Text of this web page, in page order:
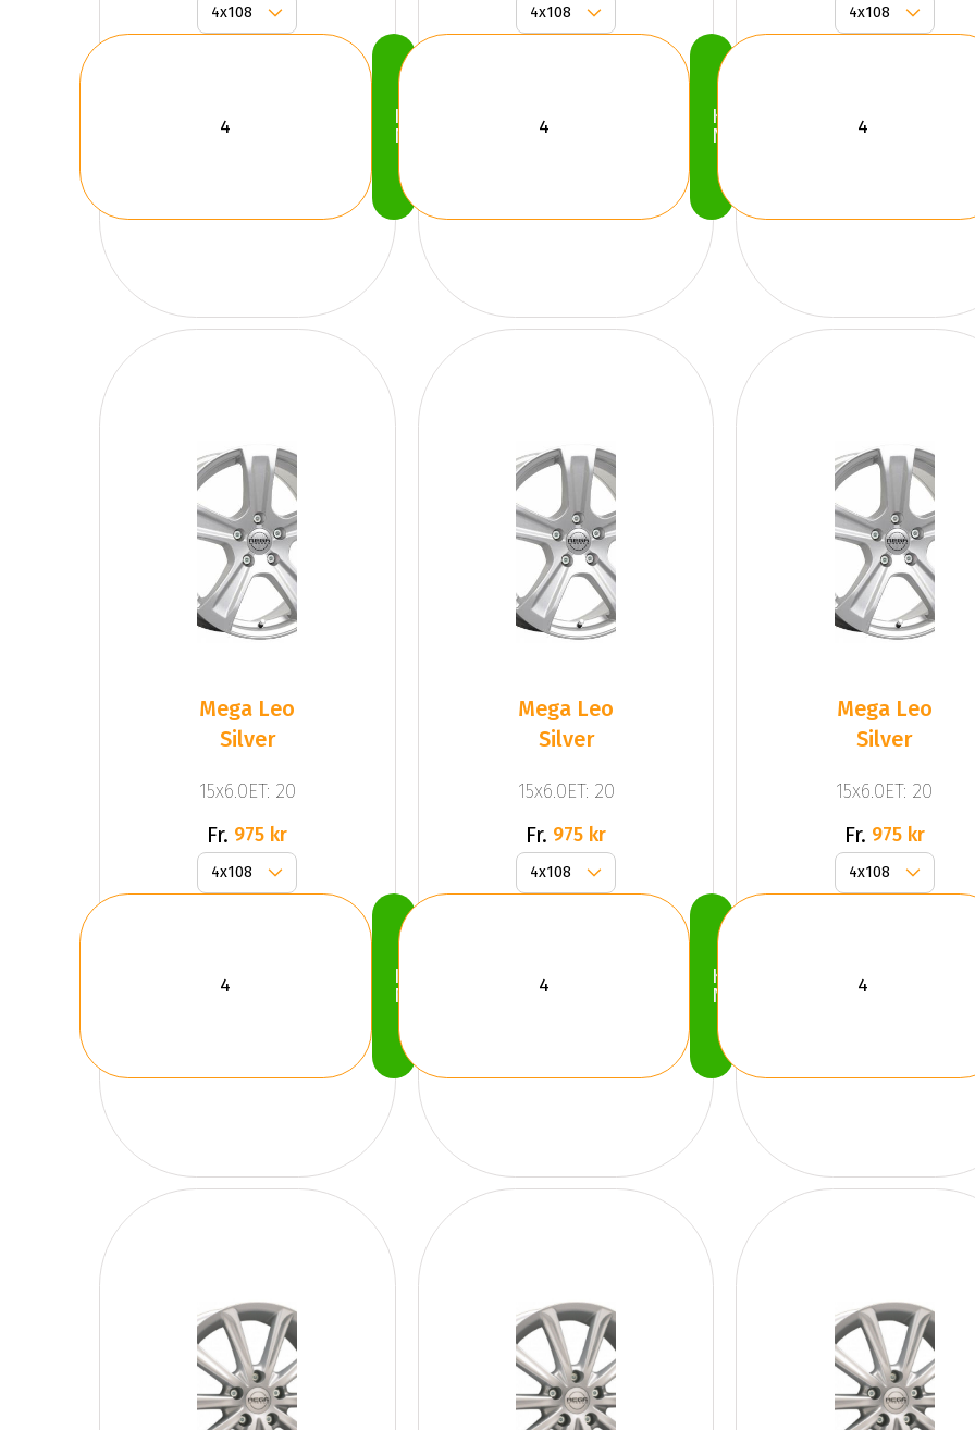
Köp
Nu
Köp
Nu
Mega Leo
Silver
15x6.0ET: 20
Fr. 975 kr
Köp
Nu
Mega Leo
Silver
15x6.0ET: 20
Fr. 975 kr
Köp
Nu
Mega Leo
Silver
15x6.0ET: 20
Fr. 975 kr